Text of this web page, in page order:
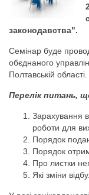
законодавства".
Семінар буде
обєднаного
Полтавській області.
Перелік питань,
Зарахування
роботи для
Порядок
Порядок
Про листки
Які зміни